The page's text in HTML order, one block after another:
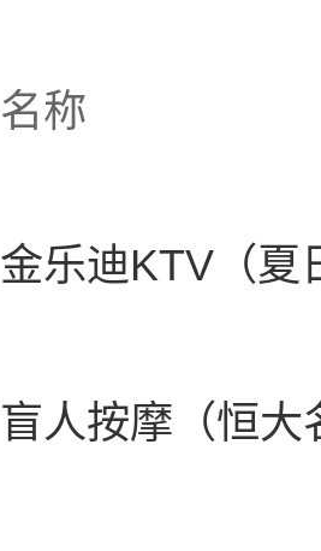
名称
金乐迪KTV（夏
盲人按摩（恒大